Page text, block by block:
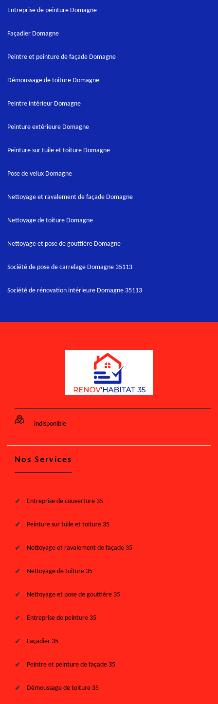
Entreprise de peinture Domagne
Façadier Domagne
Peintre et peinture de façade Domagne
Démoussage de toiture Domagne
Peintre intérieur Domagne
Peinture extérieure Domagne
Peinture sur tuile et toiture Domagne
Pose de velux Domagne
Nettoyage et ravalement de façade Domagne
Nettoyage de toiture Domagne
Nettoyage et pose de gouttière Domagne
Société de pose de carrelage Domagne 35113
Société de rénovation intérieure Domagne 35113
indisponible
Nos Services
Entreprise de couverture 35
Peinture sur tuile et toiture 35
Nettoyage et ravalement de façade 35
Nettoyage de toiture 35
Nettoyage et pose de gouttière 35
Entreprise de peinture 35
Façadier 35
Peintre et peinture de façade 35
Démoussage de toiture 35